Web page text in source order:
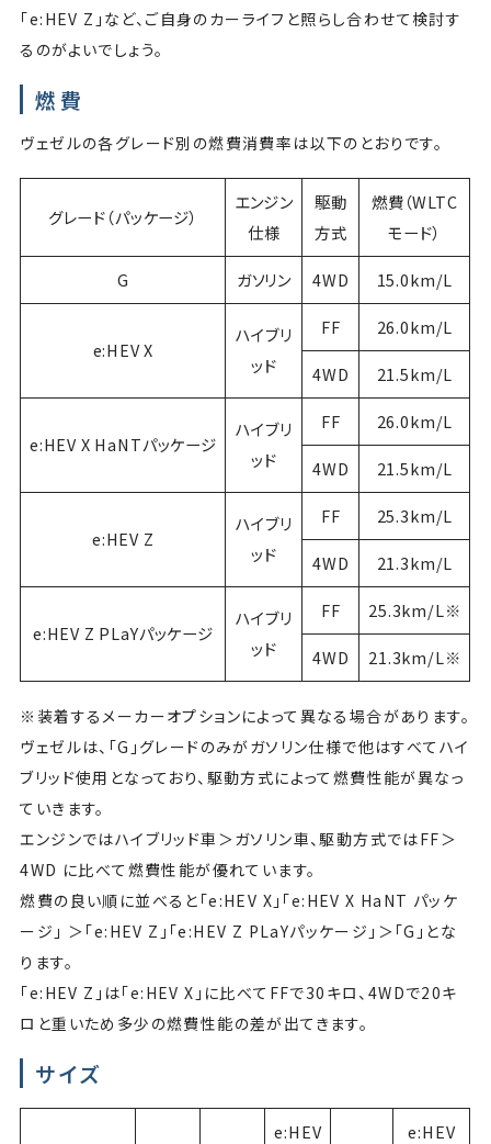
「e:HEV Z」など、ご自身のカーライフと照らし合わせて検討す
るのがよいでしょう。
燃費
ヴェゼルの各グレード別の燃費消費率は以下のとおりです。
グレード（パッケージ）
エンジン
仕様
駆動
方式
燃費（WLTC
モード）
G ガソリン 4WD 15.0km/L
e:HEV X
ハイブリ
ッド
FF 26.0km/L
4WD 21.5km/L
e:HEV X HaNTパッケージ
ハイブリ
ッド
FF 26.0km/L
4WD 21.5km/L
e:HEV Z
ハイブリ
ッド
FF 25.3km/L
4WD 21.3km/L
e:HEV Z PLaYパッケージ
ハイブリ
ッド
FF 25.3km/L※
4WD 21.3km/L※
※装着するメーカーオプションによって異なる場合があります。
ヴェゼルは、「G」グレードのみがガソリン仕様で他はすべてハイ
ブリッド使用となっており、駆動方式によって燃費性能が異なっ
ていきます。
エンジンではハイブリッド車＞ガソリン車、駆動方式ではFF＞
4WD に比べて燃費性能が優れています。
燃費の良い順に並べると「e:HEV X」「e:HEV X HaNT パッケ
ージ」 ＞「e:HEV Z」「e:HEV Z PLaYパッケージ」＞「G」とな
ります。
「e:HEV Z」は「e:HEV X」に比べてFFで30キロ、4WDで20キ
ロと重いため多少の燃費性能の差が出てきます。
サイズ
e:HEV
e:HEV